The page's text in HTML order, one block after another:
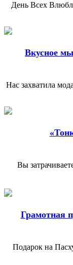
День Всех
Вкусное
Нас захватила
Вы
Грамотная
Подарок на